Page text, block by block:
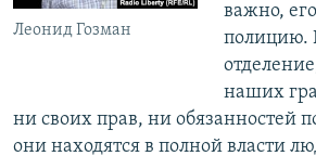
Леонид Гозман
важно,
полицию.
наших
ни своих прав, ни обязанностей
они находятся в полной власти